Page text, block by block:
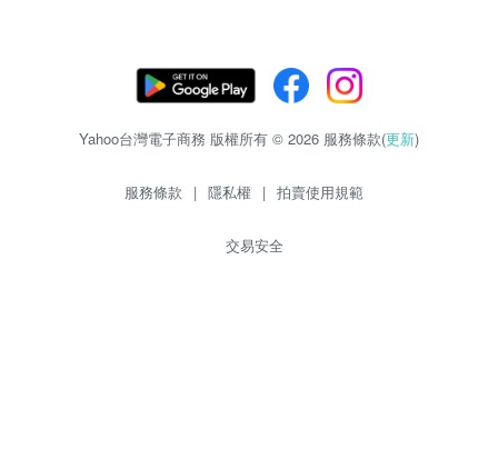
Yahoo台灣電子商務 版權所有 © 2026 服務條款(更新)
服務條款 | 隱私權 | 拍賣使用規範
交易安全